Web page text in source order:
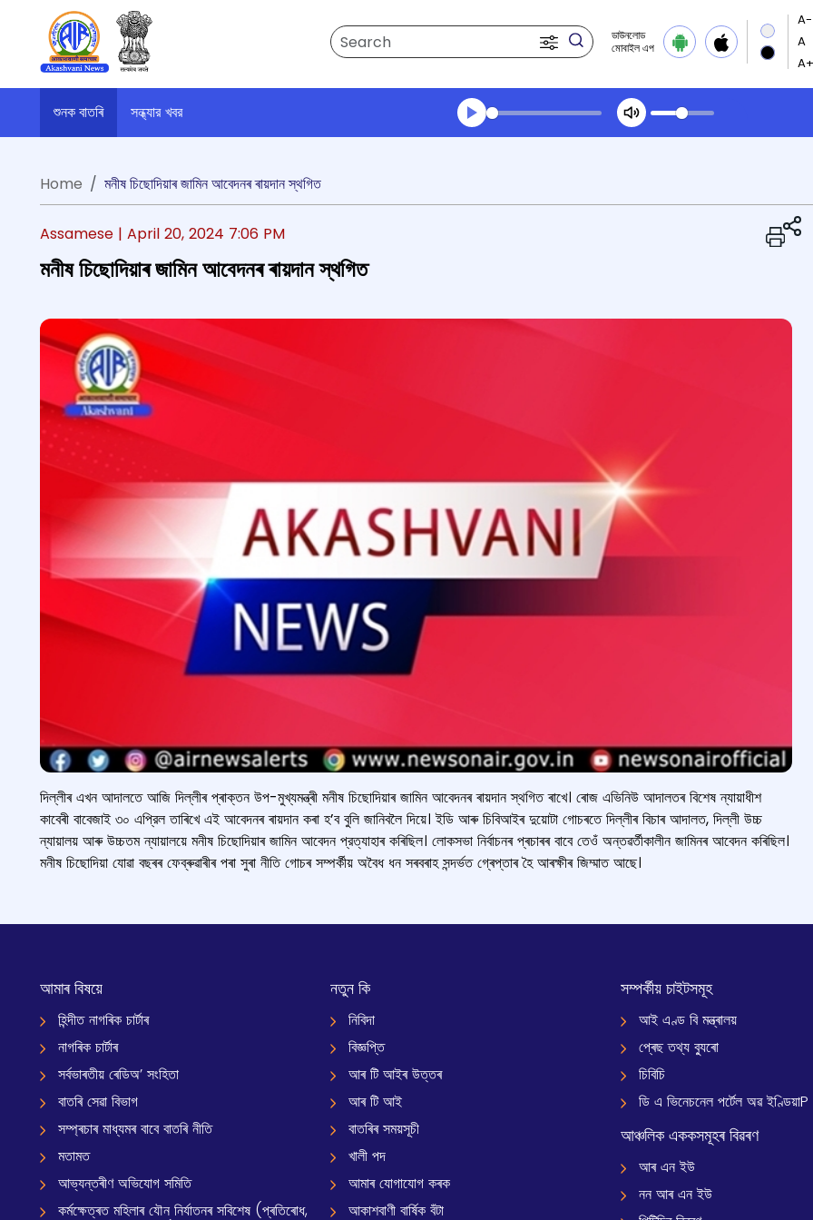
Search
ডাউনলোড
মোবাইল এপ
শুনক বাতৰি
সন্ধ্যার খবর
Transcript summary
Home
মনীষ চিছোদিয়াৰ জামিন আবেদনৰ ৰায়দান স্থগিত
Assamese | April 20, 2024 7:06 PM
মনীষ চিছোদিয়াৰ জামিন আবেদনৰ ৰায়দান স্থগিত
দিল্লীৰ এখন আদালতে আজি দিল্লীৰ প্ৰাক্তন উপ-মুখ্যমন্ত্ৰী মনীষ চিছোদিয়াৰ জামিন আবেদনৰ ৰায়দান স্থগিত ৰাখে। ৰোজ এভিনিউ আদালতৰ বিশেষ ন্যায়াধীশ
কাবেৰী বাবেজাই ৩০ এপ্রিল তাৰিখে এই আবেদনৰ ৰায়দান কৰা হ’ব বুলি জানিবলৈ দিয়ে। ইডি আৰু চিবিআইৰ দুয়োটা গোচৰতে দিল্লীৰ বিচাৰ আদালত, দিল্লী উচ্চ
ন্যায়ালয় আৰু উচ্চতম ন্যায়ালয়ে মনীষ চিছোদিয়াৰ জামিন আবেদন প্রত্যাহাৰ কৰিছিল। লোকসভা নিৰ্বাচনৰ প্ৰচাৰৰ বাবে তেওঁ অন্তৱৰ্তীকালীন জামিনৰ আবেদন কৰিছিল।
মনীষ চিছোদিয়া যোৱা বছৰৰ ফেব্ৰুৱাৰীৰ পৰা সুৰা নীতি গোচৰ সম্পৰ্কীয় অবৈধ ধন সৰবৰাহ সন্দৰ্ভত গ্ৰেপ্তাৰ হৈ আৰক্ষীৰ জিম্মাত আছে।
আমাৰ বিষয়ে
হিন্দীত নাগৰিক চাৰ্টাৰ
নাগৰিক চাৰ্টাৰ
সৰ্বভাৰতীয় ৰেডিঅ’ সংহিতা
বাতৰি সেৱা বিভাগ
সম্প্ৰচাৰ মাধ্যমৰ বাবে বাতৰি নীতি
মতামত
আভ্যন্তৰীণ অভিযোগ সমিতি
কৰ্মক্ষেত্ৰত মহিলাৰ যৌন নিৰ্যাতনৰ সবিশেষ (প্ৰতিৰোধ,
নতুন কি
নিবিদা
বিজ্ঞপ্তি
আৰ টি আইৰ উত্তৰ
আৰ টি আই
বাতৰিৰ সময়সূচী
খালী পদ
আমাৰ যোগাযোগ কৰক
আকাশবাণী বাৰ্ষিক বঁটা
সম্পৰ্কীয় চাইটসমূহ
আই এণ্ড বি মন্ত্ৰালয়
প্ৰেছ তথ্য ব্যুৰো
চিবিচি
ডি এ ভিনেচনেল পৰ্টেল অৱ ইণ্ডিয়াP
আঞ্চলিক এককসমূহৰ বিৱৰণ
আৰ এন ইউ
নন আৰ এন ইউ